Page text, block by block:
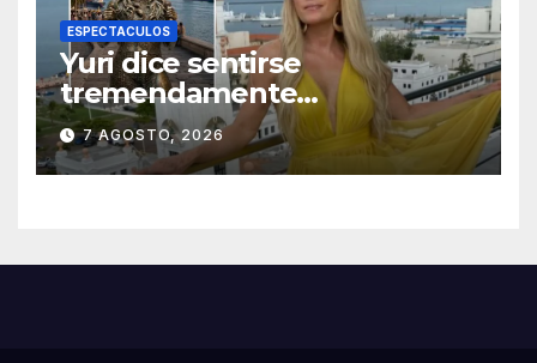
ESPECTACULOS
Yuri dice sentirse
tremendamente
emocionada sobre su estatua
que le harán en Veracruz
7 AGOSTO, 2026